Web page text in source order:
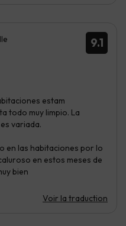
9.1
estam
todo muy limpio. La
variada.
en las habitaciones por lo
en estos meses de
bien
Voir la traduction